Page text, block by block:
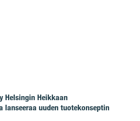
Helsingin Heikkaan
lanseeraa uuden tuotekonseptin